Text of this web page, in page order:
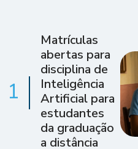
1
Matrículas
abertas para
disciplina de
Inteligência
Artificial para
estudantes
da graduação
a distância